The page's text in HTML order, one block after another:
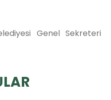
Genel Sekreteri